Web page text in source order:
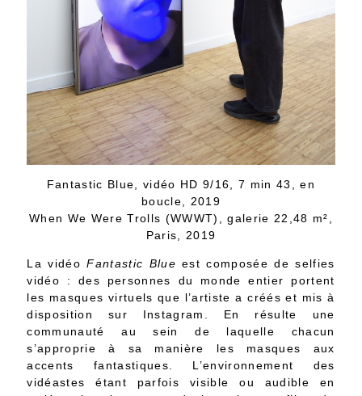
Fantastic Blue, vidéo HD 9/16, 7 min 43, en
boucle, 2019
When We Were Trolls (WWWT), galerie 22,48 m²,
Paris, 2019
La vidéoFantastic Blue est composée de selfies
vidéo : des personnes du monde entier portent
les masques virtuels que l’artiste a créés et mis à
disposition sur Instagram. En résulte une
communauté au sein de laquelle chacun
s’approprie à sa manière les masques aux
accents fantastiques. L’environnement des
vidéastes étant parfois visible ou audible en